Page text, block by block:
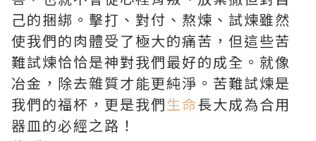
己的捆綁。擊打、對付、熬煉、試煉雖然
使我們的肉體受了極大的痛苦，但這些苦
難試煉恰恰是神對我們最好的成全。就像
冶金，除去雜質才能更純淨。苦難試煉是
我們的福杯，更是我們生命長大成為合用
器皿的必經之路！